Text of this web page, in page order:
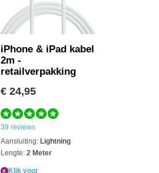
iPhone & iPad kabel
2m -
retailverpakking
€ 24,95
39 reviews
Aansluiting:Lightning
Lengte:2 Meter
x Klik voor